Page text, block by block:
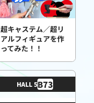
超キャステム／超リ
アルフィギュアを作
ってみた！！
HALL 5B73